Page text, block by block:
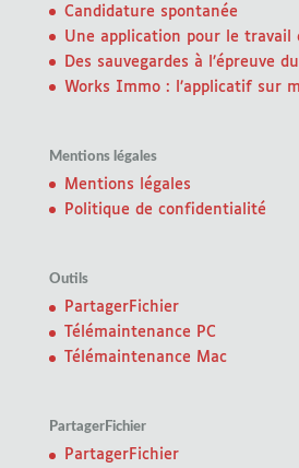
Candidature spontanée
Une application pour le travail
Des sauvegardes à l’épreuve
Works Immo : l’applicatif sur
Mentions légales
Mentions légales
Politique de confidentialité
Outils
PartagerFichier
Télémaintenance PC
Télémaintenance Mac
PartagerFichier
PartagerFichier